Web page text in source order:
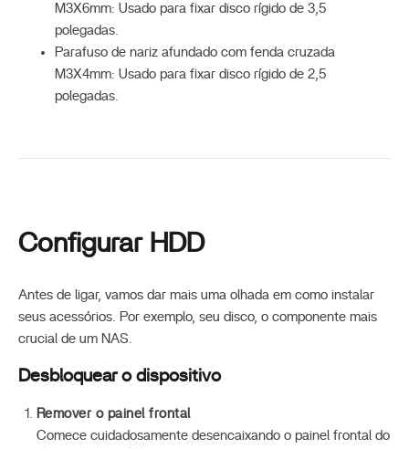
M3X6mm: Usado para fixar disco rígido de 3,5
polegadas.
Parafuso de nariz afundado com fenda cruzada
M3X4mm: Usado para fixar disco rígido de 2,5
polegadas.
Configurar HDD
Antes de ligar, vamos dar mais uma olhada em como instalar
seus acessórios. Por exemplo, seu disco, o componente mais
crucial de um NAS.
Desbloquear o dispositivo
Remover o painel frontal
Comece cuidadosamente desencaixando o painel frontal do